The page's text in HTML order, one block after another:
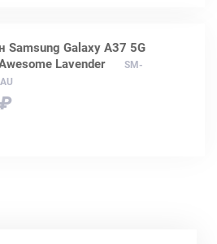
Samsung Galaxy A37 5G
Lavender
SM-